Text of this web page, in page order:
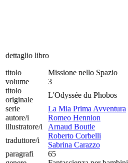
dettaglio libro
titolo
Missione nello Spazio
volume
3
titolo
originale
L'Odyssée du Phobos
serie
La Mia Prima Avventura
autore/i
Romeo Hennion
illustratore/i
Arnaud Boutle
traduttore/i
Roberto Corbelli
Sabrina Carazzo
paragrafi
65